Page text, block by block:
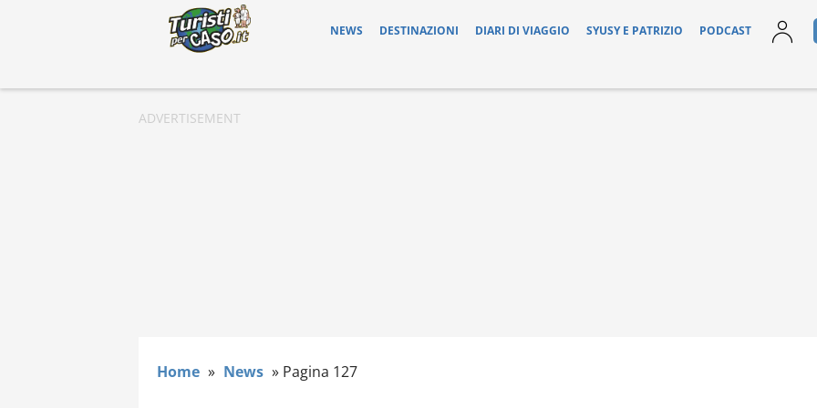
NEWS DESTINAZIONI DIARI DI VIAGGIO SYUSY E PATRIZIO PODCAST
Home » News » Pagina 127